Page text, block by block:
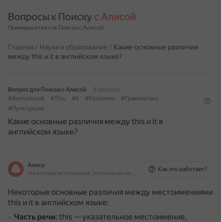
Вопросы к Поиску с Алисой
Примеры ответов Поиска с Алисой
Главная / Наука и образование / Какие основные различия
между this и it в английском языке?
Вопрос для Поиска с Алисой
8 декабря
#Английский
#This #It #Различия
#Грамматика
#Пунктуация
Какие основные различия между this и it в
английском языке?
Алиса
На основе источников, возможны неточности
Как это работает?
Некоторые основные различия между местоимениями
this и it в английском языке:
Часть речи: this — указательное местоимение,